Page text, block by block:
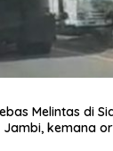
Melintas di
kemana